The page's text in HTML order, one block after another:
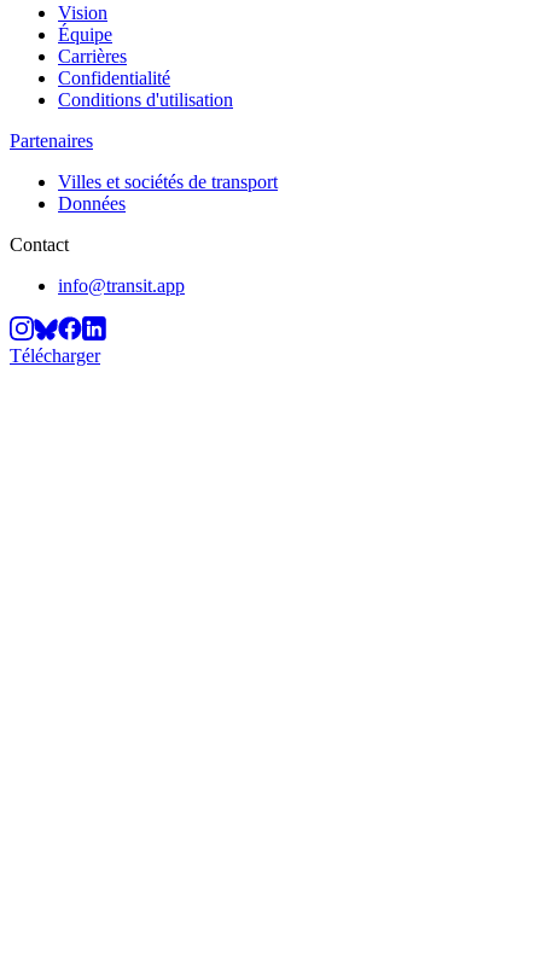
Vision
Équipe
Carrières
Confidentialité
Conditions d'utilisation
Partenaires
Villes et sociétés de transport
Données
Contact
info@transit.app
Télécharger